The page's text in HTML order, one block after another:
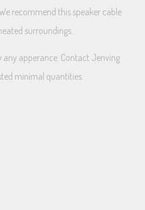
recommend this speaker cable
surroundings.
any apperance. Contact Jenving
minimal quantities.